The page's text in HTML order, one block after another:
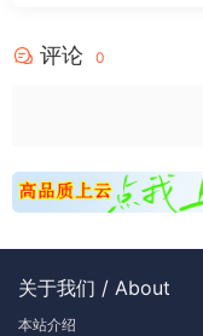
评论 0
关于我们 / About
本站介绍